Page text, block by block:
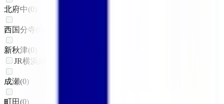
北府中(0
西国分寺
新秋津(0
JR横浜線
成瀬(0)
町田(0)